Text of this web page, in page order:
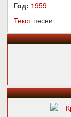
Год: 1959
Текстпесни